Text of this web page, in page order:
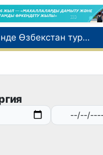
WTTC есебінде Өзбекстан туризмнің өсу қарқыны бойынша Орталық Азияда бірінші орынға шықты
Мүмкіндігі шектеулі талапкерлерге қабылдау емтихандарында қосымша уақыт беріледі
Беларусьтен Өзбекстанға екінші тікелей жүк пойызы жөнелтілді